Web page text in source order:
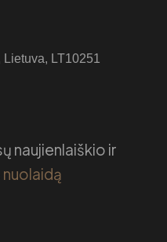
LT10251
naujienlaiškio ir